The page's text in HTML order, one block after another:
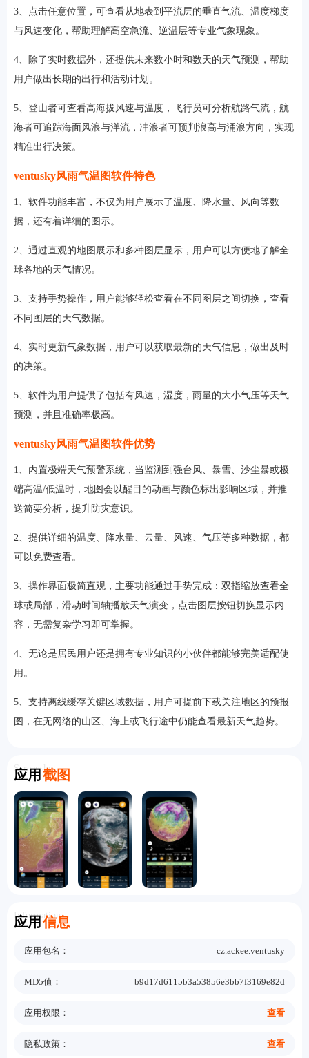
3、点击任意位置，可查看从地表到平流层的垂直气流、温度梯度
与风速变化，帮助理解高空急流、逆温层等专业气象现象。
4、除了实时数据外，还提供未来数小时和数天的天气预测，帮助
用户做出长期的出行和活动计划。
5、登山者可查看高海拔风速与温度，飞行员可分析航路气流，航
海者可追踪海面风浪与洋流，冲浪者可预判浪高与涌浪方向，实现
精准出行决策。
ventusky风雨气温图软件特色
1、软件功能丰富，不仅为用户展示了温度、降水量、风向等数
据，还有着详细的图示。
2、通过直观的地图展示和多种图层显示，用户可以方便地了解全
球各地的天气情况。
3、支持手势操作，用户能够轻松查看在不同图层之间切换，查看
不同图层的天气数据。
4、实时更新气象数据，用户可以获取最新的天气信息，做出及时
的决策。
5、软件为用户提供了包括有风速，湿度，雨量的大小气压等天气
预测，并且准确率极高。
ventusky风雨气温图软件优势
1、内置极端天气预警系统，当监测到强台风、暴雪、沙尘暴或极
端高温/低温时，地图会以醒目的动画与颜色标出影响区域，并推
送简要分析，提升防灾意识。
2、提供详细的温度、降水量、云量、风速、气压等多种数据，都
可以免费查看。
3、操作界面极简直观，主要功能通过手势完成：双指缩放查看全
球或局部，滑动时间轴播放天气演变，点击图层按钮切换显示内
容，无需复杂学习即可掌握。
4、无论是居民用户还是拥有专业知识的小伙伴都能够完美适配使
用。
5、支持离线缓存关键区域数据，用户可提前下载关注地区的预报
图，在无网络的山区、海上或飞行途中仍能查看最新天气趋势。
应用 截图
Screenshot
应用 信息
Information
应用包名： cz.ackee.ventusky
MD5值： b9d17d6115b3a53856e3bb7f3169e82d
应用权限： 查看
隐私政策： 查看